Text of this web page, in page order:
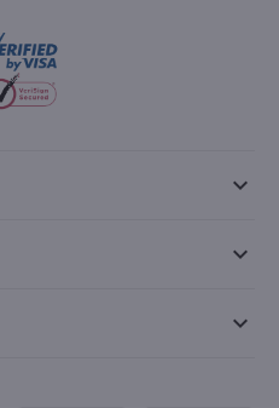
keyboard_arrow_down
keyboard_arrow_down
keyboard_arrow_down